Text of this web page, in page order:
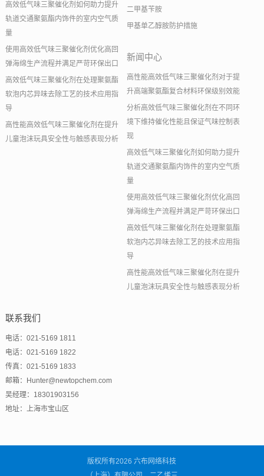
高效低气味三聚催化剂如何助力提升
轨道交通聚氨酯内饰件的室内空气质
量
使用高效低气味三聚催化剂优化高回
弹海绵生产流程并满足严苛环保出口
高效低气味三聚催化剂在处理聚氨酯
软泡内芯异味去除工艺的技术应用指
导
高性能高效低气味三聚催化剂在提升
儿童泡沫玩具安全性与触感表现分析
二甲基苄胺
甲基单乙醇胺防护措施
新闻中心
高性能高效低气味三聚催化剂对于提
升高端聚氨酯复合材料环保级别效能
分析高效低气味三聚催化剂在不同环
境下维持催化性能且保证气味控制表
现
高效低气味三聚催化剂如何助力提升
轨道交通聚氨酯内饰件的室内空气质
量
使用高效低气味三聚催化剂优化高回
弹海绵生产流程并满足严苛环保出口
高效低气味三聚催化剂在处理聚氨酯
软泡内芯异味去除工艺的技术应用指
导
高性能高效低气味三聚催化剂在提升
儿童泡沫玩具安全性与触感表现分析
联系我们
电话：021-5169 1811
电话：021-5169 1822
传真：021-5169 1833
邮箱：Hunter@newtopchem.com
吴经理：18301903156
地址：上海市宝山区
版权所有2026 六布网络科技